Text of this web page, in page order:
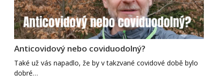
Anticovidový nebo coviduodolný?
Také už vás napadlo, že by v takzvané covidové době bylo
dobré…